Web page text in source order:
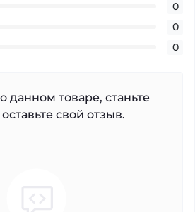
0
0
0
данном товаре, станьте
свой отзыв.